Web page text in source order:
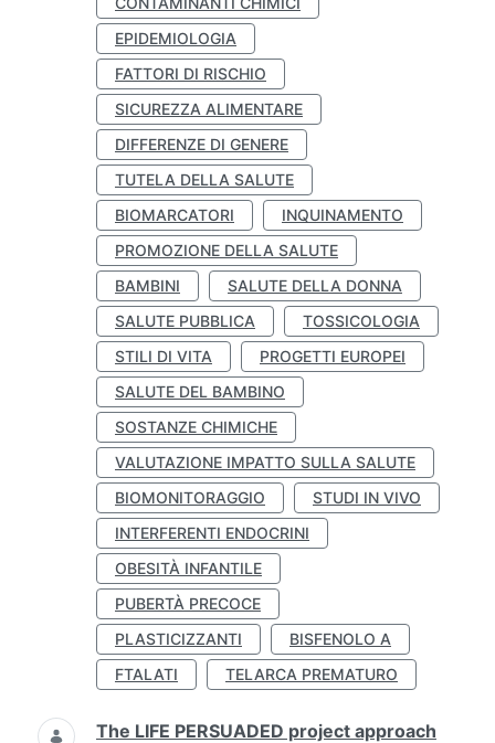
EPIDEMIOLOGIA
FATTORI DI RISCHIO
SICUREZZA ALIMENTARE
DIFFERENZE DI GENERE
TUTELA DELLA SALUTE
BIOMARCATORI
INQUINAMENTO
PROMOZIONE DELLA SALUTE
BAMBINI
SALUTE DELLA DONNA
SALUTE PUBBLICA
TOSSICOLOGIA
STILI DI VITA
PROGETTI EUROPEI
SALUTE DEL BAMBINO
SOSTANZE CHIMICHE
VALUTAZIONE IMPATTO SULLA SALUTE
BIOMONITORAGGIO
STUDI IN VIVO
INTERFERENTI ENDOCRINI
OBESITÀ INFANTILE
PUBERTÀ PRECOCE
PLASTICIZZANTI
BISFENOLO A
FTALATI
TELARCA PREMATURO
The LIFE PERSUADED project approach